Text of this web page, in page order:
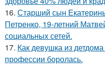
16. Старший сын
Петренко, 19-летний
социальных сетей.
17. Как девушка из
профессии боролась.